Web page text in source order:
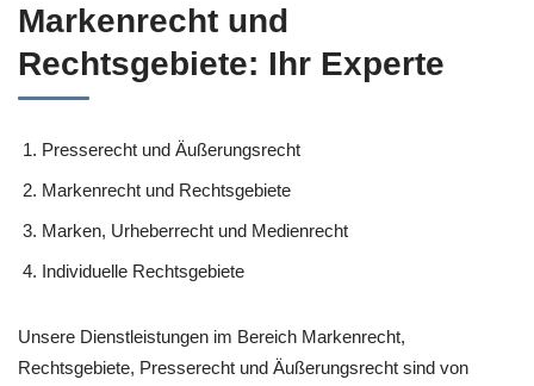
Markenrecht und
Rechtsgebiete: Ihr Experte
Presserecht und Äußerungsrecht
Markenrecht und Rechtsgebiete
Marken, Urheberrecht und Medienrecht
Individuelle Rechtsgebiete
Unsere Dienstleistungen im Bereich Markenrecht,
Rechtsgebiete, Presserecht und Äußerungsrecht sind von